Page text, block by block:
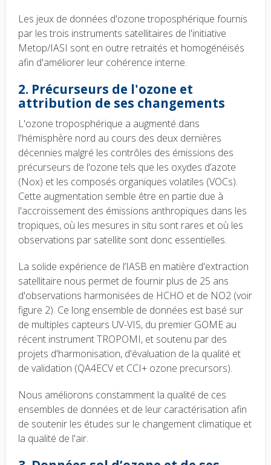
Les jeux de données d'ozone troposphérique fournis
par les trois instruments satellitaires de l'initiative
Metop/IASI sont en outre retraités et homogénéisés
afin d'améliorer leur cohérence interne.
2. Précurseurs de l'ozone et
attribution de ses changements
L'ozone troposphérique a augmenté dans
l'hémisphère nord au cours des deux dernières
décennies malgré les contrôles des émissions des
précurseurs de l'ozone tels que les oxydes d’azote
(Nox) et les composés organiques volatiles (VOCs).
Cette augmentation semble être en partie due à
l'accroissement des émissions anthropiques dans les
tropiques, où les mesures in situ sont rares et où les
observations par satellite sont donc essentielles.
La solide expérience de l’IASB en matière d'extraction
satellitaire nous permet de fournir plus de 25 ans
d'observations harmonisées de HCHO et de NO2 (voir
figure 2). Ce long ensemble de données est basé sur
de multiples capteurs UV-VIS, du premier GOME au
récent instrument TROPOMI, et soutenu par des
projets d'harmonisation, d'évaluation de la qualité et
de validation (QA4ECV et CCI+ ozone precursors).
Nous améliorons constamment la qualité de ces
ensembles de données et de leur caractérisation afin
de soutenir les études sur le changement climatique et
la qualité de l'air.